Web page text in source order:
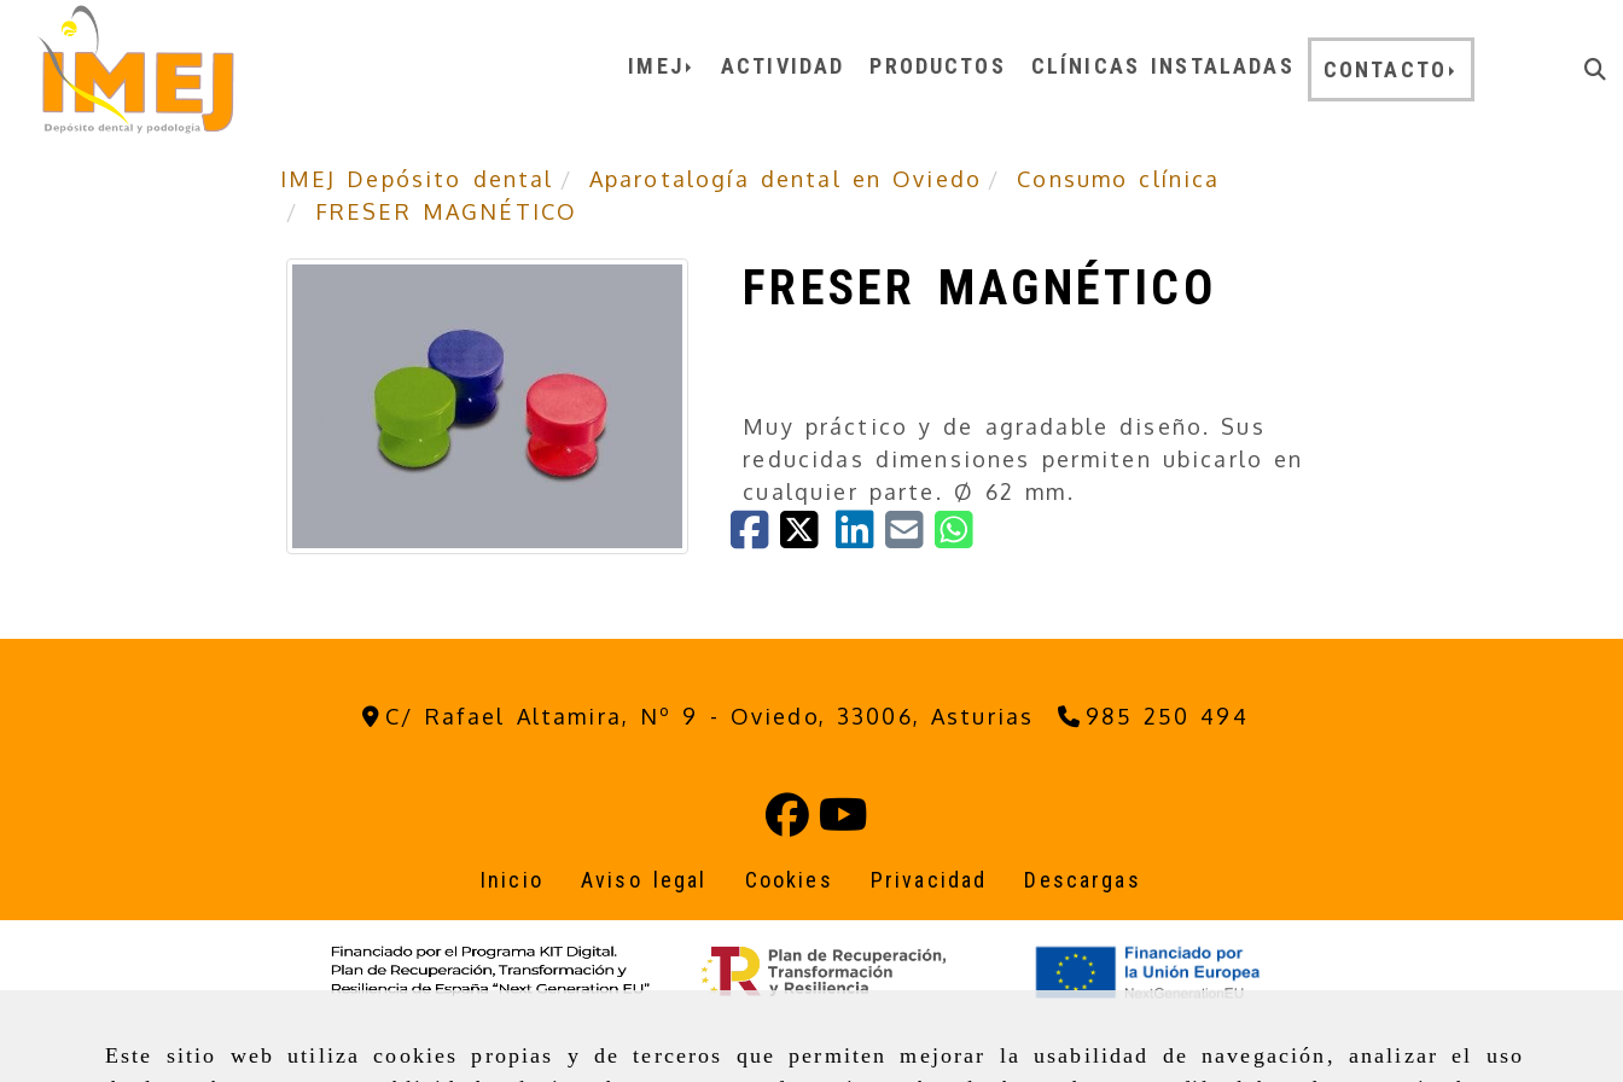
Este sitio web utiliza cookies propias y de terceros que permiten mejorar la usabilidad de navegación, analizar el uso
IMEJ ACTIVIDAD PRODUCTOS CLÍNICAS INSTALADAS CONTACTO
IMEJ Depósito dental Aparotalogía dental en Oviedo
Consumo clínica
FRESER MAGNÉTICO
FRESER MAGNÉTICO
Muy práctico y de agradable diseño. Sus
reducidas dimensiones permiten ubicarlo en
cualquier parte. Ø 62 mm.
C/ Rafael Altamira, Nº 9 - Oviedo, 33006, Asturias 985 250 494
Inicio Aviso legal Cookies Privacidad Descargas